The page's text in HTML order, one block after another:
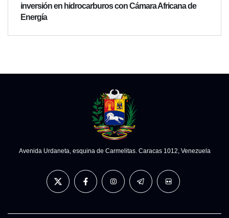
inversión en hidrocarburos con Cámara Africana de
Energía
Avenida Urdaneta, esquina de Carmelitas. Caracas 1012, Venezuela